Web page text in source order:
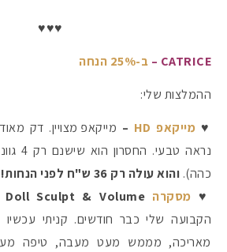
♥♥♥
CATRICE –
ב-25% הנחה
ההמלצות שלי:
♥ מייקאפ HD – מייקאפ מצויין. דק
כהה). והוא עולה רק 36 ש"ח לפני הנחות!!!
♥ מסקרה
הקבועה שלי כבר חודשים. קניתי
מאריכה, מממש מעט מעבה, טיפה